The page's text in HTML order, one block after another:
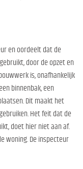
en oordeelt dat de
door de opzet en
is, onafhankelijk
binnenbak, een
Dit maakt het
Het feit dat de
doet hier niet aan af.
woning. De inspecteur